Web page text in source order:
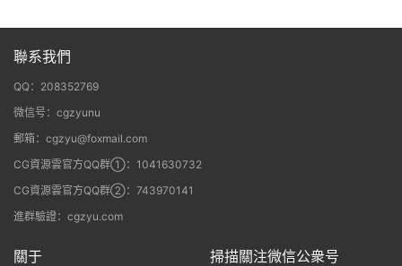
聯系我們
QQ：208352769
微信号：cgzyunu
郵箱：cgzyu@foxmail.com
CG資源雲官方QQ群①：1041630732
CG資源雲官方QQ群②：743970141
進群驗證：cgzyu.com
關于 掃描關注微信公衆号